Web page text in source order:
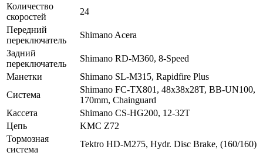
Количество
скоростей
24
Передний
переключатель
Shimano Acera
Задний
переключатель
Shimano RD-M360, 8-Speed
Манетки
Shimano SL-M315, Rapidfire Plus
Система
Shimano FC-TX801, 48x38x28T, BB-UN100,
170mm, Chainguard
Кассета
Shimano CS-HG200, 12-32T
Цепь
KMC Z72
Тормозная
система
Tektro HD-M275, Hydr. Disc Brake, (160/160)